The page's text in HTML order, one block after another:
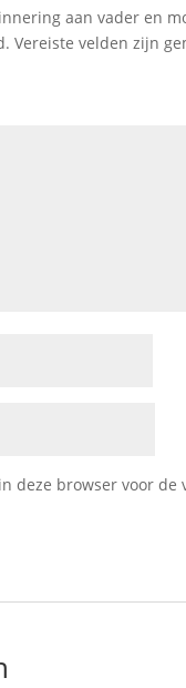
aan vader en
Vereiste velden zijn
deze browser voor